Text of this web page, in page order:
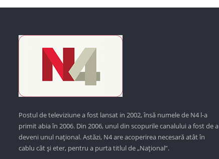
Postul de televiziune a fost lansat in 2002, însă numele de N4 l-a
primit abia în 2006. Din 2006, unul din scopurile canalului a fost de a
deveni unul național. Astăzi, N4 are acoperirea necesară atât în
cablu cât și eter, pentru a purta titlul de „Național”.